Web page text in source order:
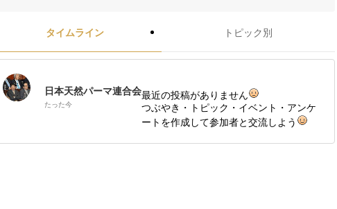
タイムライン トピック別
日本天然パーマ連合会
たった今
最近の投稿がありません
つぶやき・トピック・イベント・アンケ
ートを作成して参加者と交流しよう